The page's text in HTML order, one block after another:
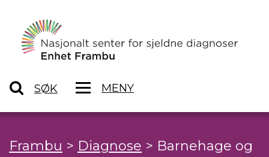
SØK MENY
Frambu > Diagnose > Barnehage og